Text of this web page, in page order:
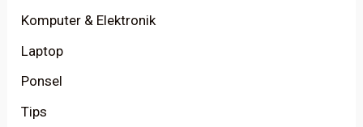
Komputer & Elektronik
Laptop
Ponsel
Tips